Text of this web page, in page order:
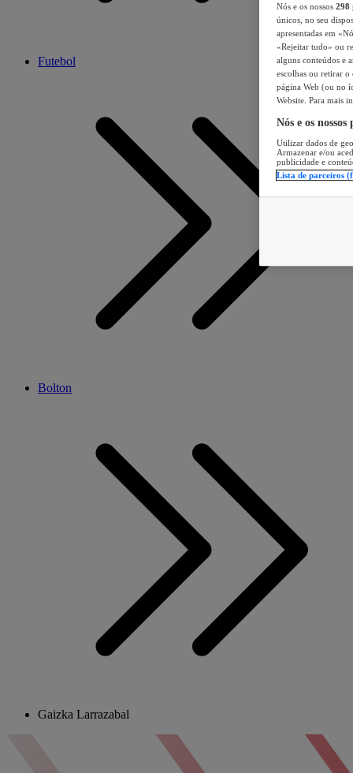
Futebol
Bolton
Gaizka Larrazabal
Nós e os nossos 298
únicos, no seu
apresentadas em
«Rejeitar tudo» ou
alguns conteúdos e
escolhas ou retirar
página Web (ou no
Website. Para mais
Nós e os
Utilizar dados de
Armazenar e/ou
publicidade e
Lista de parceiros